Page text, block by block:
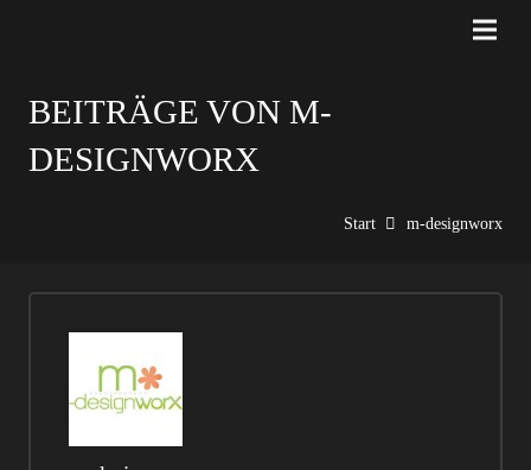
BEITRÄGE VON M-
DESIGNWORX
Start m-designworx